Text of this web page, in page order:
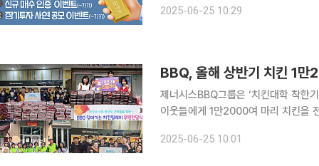
ETF의 순자산액은 전일(24일) 기준
2025-06-25 10:29
BBQ, 올해 상반기 치킨 1
제너시스BBQ그룹은 ‘치킨대학 착한
이웃들에게 1만2000여 마리 치킨을 전달했다고 25일 밝
기관에 기부하는 사회공헌 활동이다.
2025-06-25 10:01